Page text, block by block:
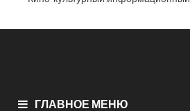
ГЛАВНОЕ МЕНЮ